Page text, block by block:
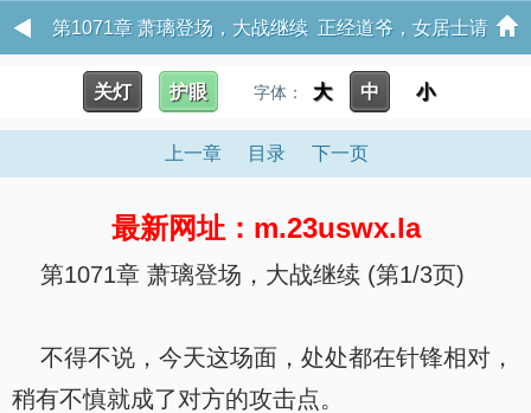
第1071章 萧璃登场，大战继续 正经道爷，女居士请
自重
关灯 护眼 字体： 大 中 小
上一章 目录 下一页
最新网址：m.23uswx.la
第1071章 萧璃登场，大战继续 (第1/3页)
不得不说，今天这场面，处处都在针锋相对，
稍有不慎就成了对方的攻击点。